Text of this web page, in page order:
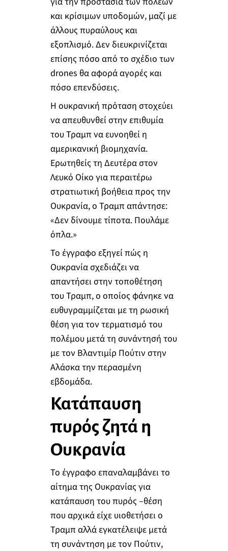
και κρίσιμων υποδομών, μαζί με
άλλους πυραύλους και
εξοπλισμό. Δεν διευκρινίζεται
επίσης πόσο από το σχέδιο των
drones θα αφορά αγορές και
πόσο επενδύσεις.
Η ουκρανική πρόταση στοχεύει
να απευθυνθεί στην επιθυμία
του Τραμπ να ευνοηθεί η
αμερικανική βιομηχανία.
Ερωτηθείς τη Δευτέρα στον
Λευκό Οίκο για περαιτέρω
στρατιωτική βοήθεια προς την
Ουκρανία, ο Τραμπ απάντησε:
«Δεν δίνουμε τίποτα. Πουλάμε
όπλα.»
Το έγγραφο εξηγεί πώς η
Ουκρανία σχεδιάζει να
απαντήσει στην τοποθέτηση
του Τραμπ, ο οποίος φάνηκε να
ευθυγραμμίζεται με τη ρωσική
θέση για τον τερματισμό του
πολέμου μετά τη συνάντησή του
με τον Βλαντιμίρ Πούτιν στην
Αλάσκα την περασμένη
εβδομάδα.
Κατάπαυση
πυρός ζητά η
Ουκρανία
Το έγγραφο επαναλαμβάνει το
αίτημα της Ουκρανίας για
κατάπαυση του πυρός –θέση
που αρχικά είχε υιοθετήσει ο
Τραμπ αλλά εγκατέλειψε μετά
τη συνάντηση με τον Πούτιν,